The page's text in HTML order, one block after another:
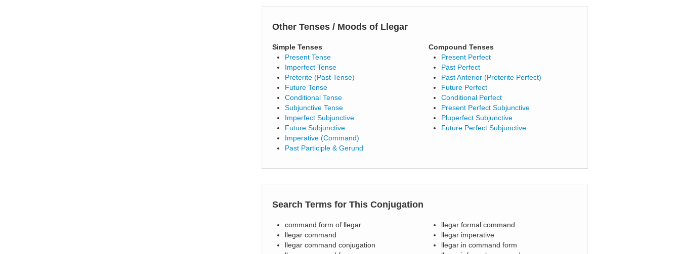
Other Tenses / Moods of Llegar
Simple Tenses
Present Tense
Imperfect Tense
Preterite (Past Tense)
Future Tense
Conditional Tense
Subjunctive Tense
Imperfect Subjunctive
Future Subjunctive
Imperative (Command)
Past Participle & Gerund
Compound Tenses
Present Perfect
Past Perfect
Past Anterior (Preterite Perfect)
Future Perfect
Conditional Perfect
Present Perfect Subjunctive
Pluperfect Subjunctive
Future Perfect Subjunctive
Search Terms for This Conjugation
command form of llegar
llegar command
llegar command conjugation
llegar formal command
llegar imperative
llegar in command form